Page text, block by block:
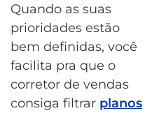
Quando as suas
prioridades estão
bem definidas, você
facilita pra que o
corretor de vendas
consiga filtrar planos